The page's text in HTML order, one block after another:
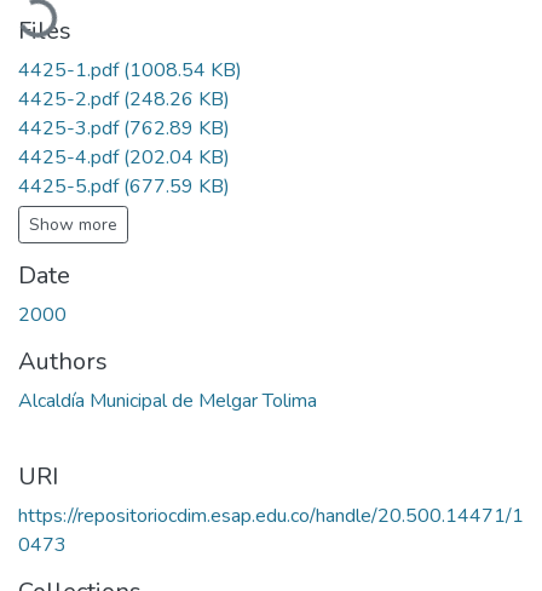
Files
4425-1.pdf(1008.54 KB)
4425-2.pdf(248.26 KB)
4425-3.pdf(762.89 KB)
4425-4.pdf(202.04 KB)
4425-5.pdf(677.59 KB)
Show more
Date
2000
Authors
Alcaldía Municipal de Melgar Tolima
URI
https://repositoriocdim.esap.edu.co/handle/20.500.14471/1
0473